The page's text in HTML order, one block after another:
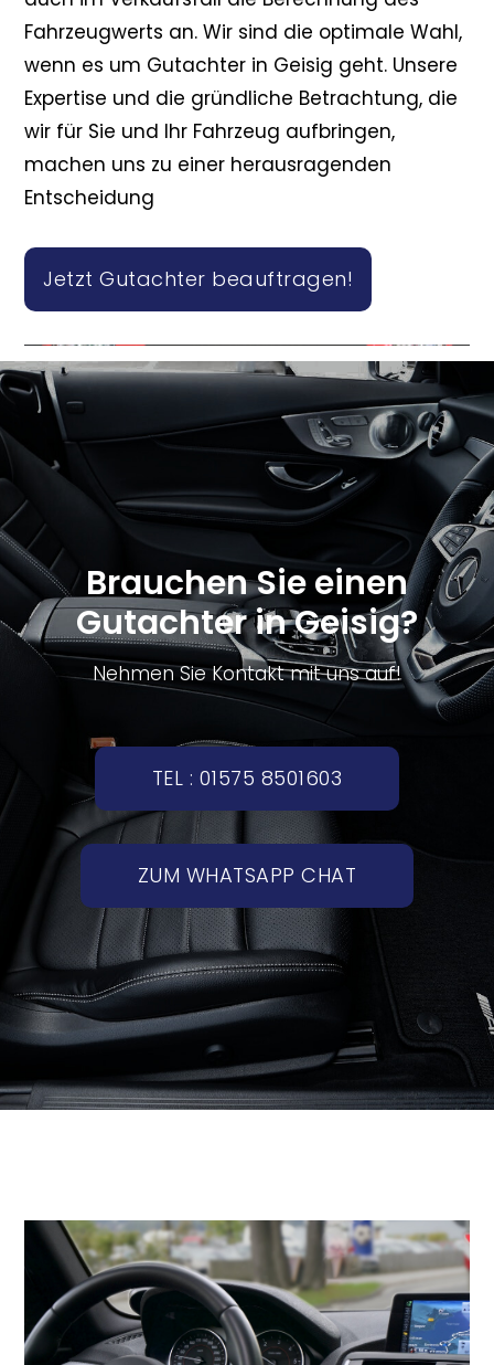
Fahrzeugwerts an. Wir sind die optimale Wahl,
wenn es um Gutachter in Geisig geht. Unsere
Expertise und die gründliche Betrachtung, die
wir für Sie und Ihr Fahrzeug aufbringen,
machen uns zu einer herausragenden
Entscheidung
Jetzt Gutachter beauftragen!
Brauchen Sie einen
Gutachter in Geisig?
Nehmen Sie Kontakt mit uns auf!
TEL : 01575 8501603
ZUM WHATSAPP CHAT